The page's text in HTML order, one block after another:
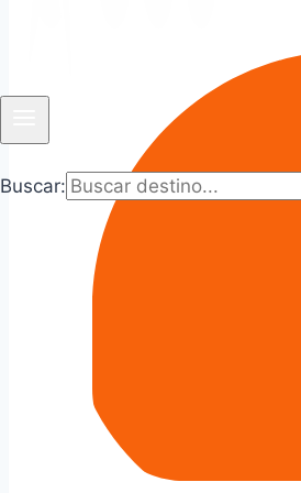
Buscar: